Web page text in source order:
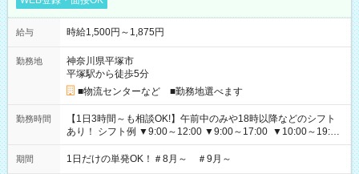
給与 時給1,500円～1,875円
勤務地
神奈川県平塚市
平塚駅から徒歩5分
■物流センターなど ■勤務地選べます
勤務時間
【1日3時間～も相談OK!】午前中のみや18時以降などのシフト
あり！ シフト例 ▼9:00～12:00 ▼9:00～17:00 ▼10:00～19:00
▼18:00～21:00
期間 1日だけの単発OK！＃8月～ ＃9月～